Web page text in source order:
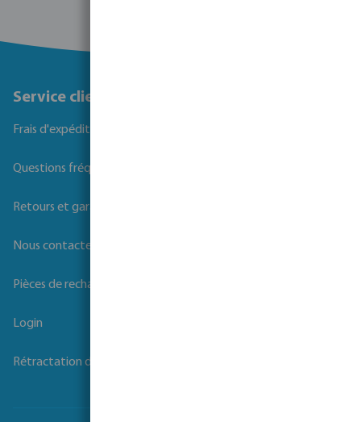
Service client
Frais d'expédition
Questions fréquemment posées
Retours et garanties
Nous contacter
Pièces de rechange
Login
Rétractation du contrat